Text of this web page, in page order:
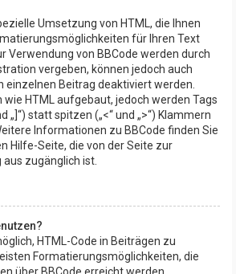
Umsetzung von HTML, die Ihnen
für Ihren Text
Verwendung von BBCode werden durch
vergeben, können jedoch auch
einzelnen Beitrag deaktiviert werden.
wie HTML aufgebaut, jedoch werden Tags
„]“) statt spitzen („<“ und „>“) Klammern
Informationen zu BBCode finden Sie
Hilfe-Seite, die von der Seite zur
zugänglich ist.
HTML-Code in Beiträgen zu
Formatierungsmöglichkeiten, die